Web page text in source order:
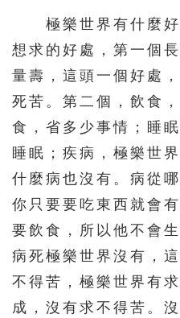
極樂世界有什麼好
想求的好處，第一個
量壽，這頭一個好處
死苦。第二個，飲食
食，省多少事情；睡
睡眠；疾病，極樂世
什麼病也沒有。病從
你只要要吃東西就會
要飲食，所以他不會
病死極樂世界沒有，
不得苦，極樂世界有
成，沒有求不得苦。